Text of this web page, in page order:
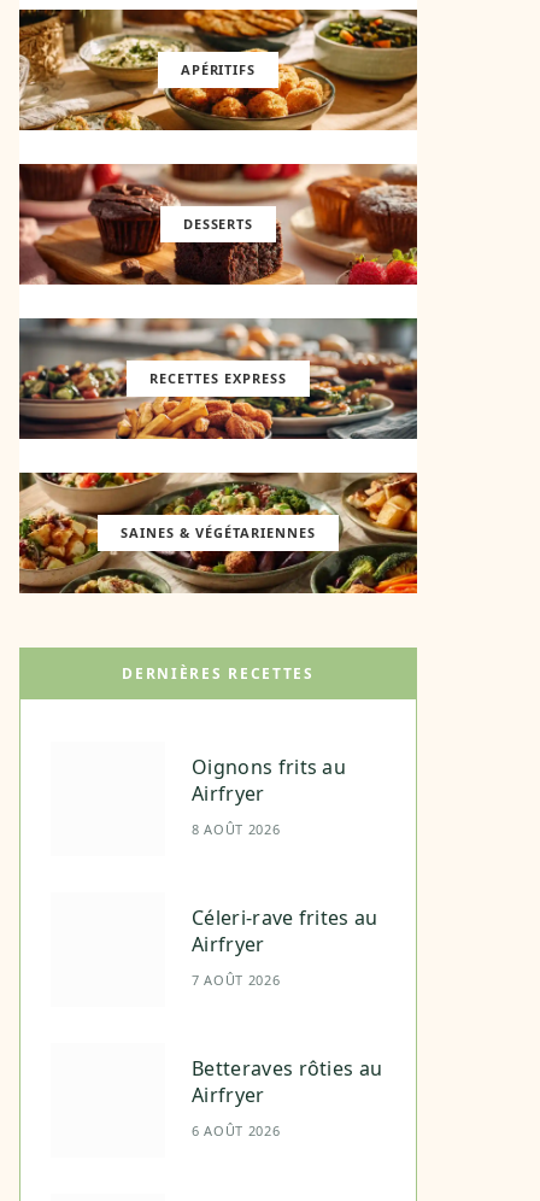
APÉRITIFS
DESSERTS
RECETTES EXPRESS
SAINES & VÉGÉTARIENNES
DERNIÈRES RECETTES
Oignons frits au
Airfryer
8 AOÛT 2026
Céleri-rave frites au
Airfryer
7 AOÛT 2026
Betteraves rôties au
Airfryer
6 AOÛT 2026